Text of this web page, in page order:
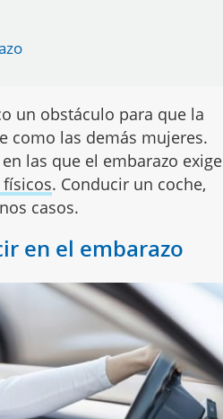
un obstáculo para que la
como las demás mujeres.
las que el embarazo exige
. Conducir un coche,
casos.
en el embarazo